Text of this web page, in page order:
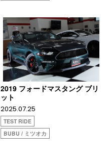
2019 フォードマスタング ブリ
ット
2025.07.25
TEST RIDE
BUBU / ミツオカ